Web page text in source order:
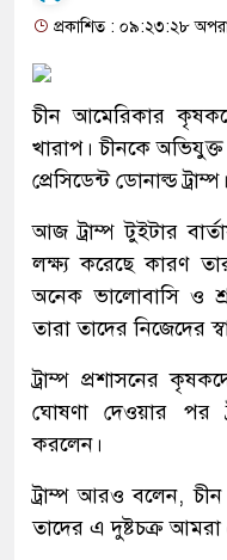
প্রকাশিত : ০৯:২৩:২৮
চীন আমেরিকার
খারাপ। চীনকে
প্রেসিডেন্ট ডোনাল্ড ট্রাম্প।
আজ ট্রাম্প টুইটার
লক্ষ্য করেছে কারণ
অনেক ভালোবাসি ও
তারা তাদের নিজেদের
ট্রাম্প প্রশাসনের
ঘোষণা দেওয়ার পর
করলেন।
ট্রাম্প আরও বলেন,
তাদের এ দুষ্টচক্র